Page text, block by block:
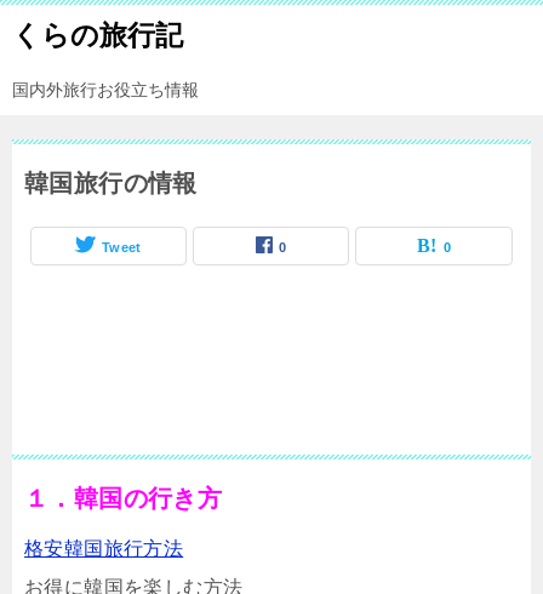
くらの旅行記
国内外旅行お役立ち情報
韓国旅行の情報
Tweet 0 0
１．韓国の行き方
格安韓国旅行方法
お得に韓国を楽しむ方法